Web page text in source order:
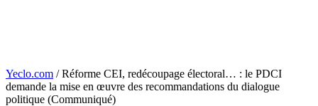
Yeclo.com / Réforme CEI, redécoupage électoral… : le PDCI
demande la mise en œuvre des recommandations du dialogue
politique (Communiqué)